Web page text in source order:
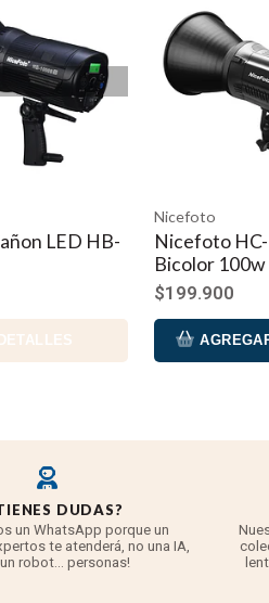
Entrada AC90-240V 50-60HZ
× 13cm 2.2KGS por unidad
con reflector = 1pc
= 1pcLED HB-
Nicefoto
Nicefoto
Bicolor 100w
$199.900
DUDAS?
un WhatsApp porque un
te atenderá, no una IA,
robot... personas!